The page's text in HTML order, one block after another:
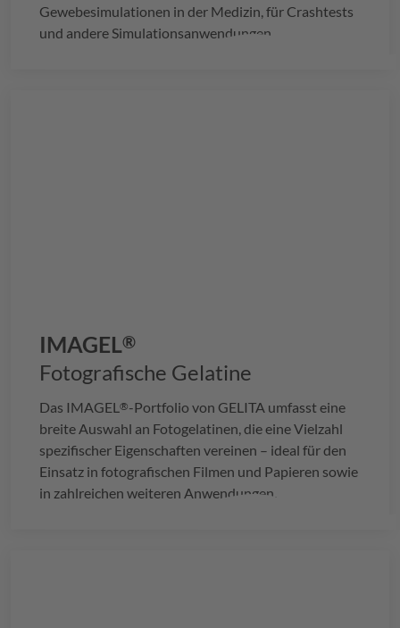
Gewebesimulationen in der Medizin, für Crashtests
und andere Simulationsanwendungen.
IMAGEL®
Fotografische Gelatine
Das IMAGEL ®-Portfolio von GELITA umfasst eine
breite Auswahl an Fotogelatinen, die eine Vielzahl
spezifischer Eigenschaften vereinen – ideal für den
Einsatz in fotografischen Filmen und Papieren sowie
in zahlreichen weiteren Anwendungen.